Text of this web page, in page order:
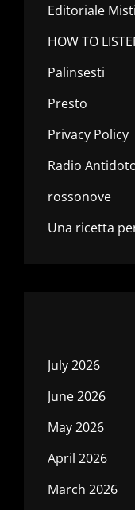
Editoriale
HOW TO
Palinsesti
Presto
Privacy Policy
Radio
rossonove
Una ricetta
July 2026
June 2026
May 2026
April 2026
March 2026